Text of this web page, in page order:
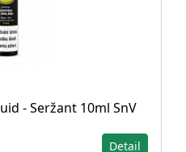
- Seržant 10ml SnV
Detail